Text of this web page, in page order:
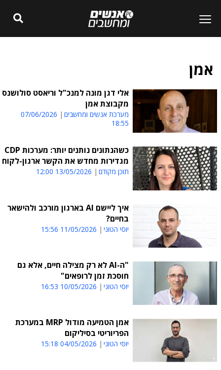
אמן
אלי דגן מונה למנכ"ל וריאסט סולושנס
מקבוצת אמן
מערכת אנשים ומחשבים
07/06/2026
18:55
כשהנתונים נותנים יותר: מערכות CDP
מגדירות מחדש את הקשר ארגון-לקוח
תוכן מקודם 13/05/2026 12:00
איך ליישם AI בארגון מורכב ולהישאר
בחיים?
יוסי הטוני 11/05/2026 15:56
"ה-AI לא רק מצילה חיים, אלא גם
חוסכת זמן לרופאים"
יוסי הטוני 10/05/2026 16:53
אמן הטמיעה מודול MRP במערכת
הפריוריטי בסיליקום
יוסי הטוני 04/05/2026 15:18